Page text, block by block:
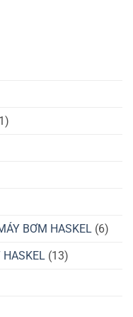
BƠM HASKEL (6)
HASKEL (13)